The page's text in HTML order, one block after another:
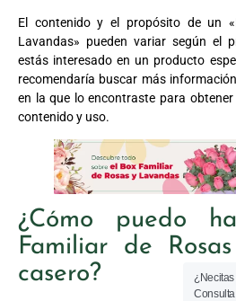
El contenido y el propósito de un
Lavandas» pueden variar según el
estás interesado en un producto
recomendaría buscar más
en la que lo encontraste para
contenido y uso.
¿Cómo puedo
Familiar de
casero?